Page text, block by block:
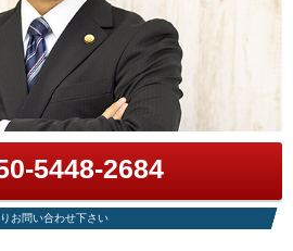
5448-2684
お問い合わせ下さい